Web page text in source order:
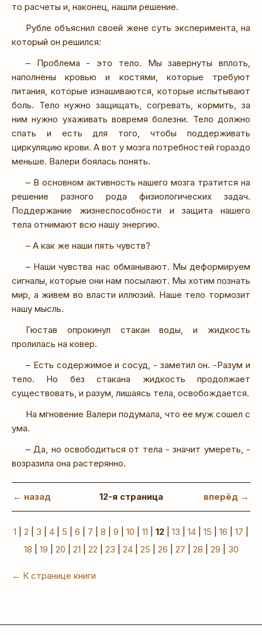
то расчеты и, наконец, нашли решение.
Рубле объяснил своей жене суть эксперимента, на
который он решился:
– Проблема - это тело. Мы завернуты вплоть,
наполнены кровью и костями, которые требуют
питания, которые изнашиваются, которые испытывают
боль. Тело нужно защищать, согревать, кормить, за
ним нужно ухаживать вовремя болезни. Тело должно
спать и есть для того, чтобы поддерживать
циркуляцию крови. А вот у мозга потребностей гораздо
меньше. Валери боялась понять.
– В основном активность нашего мозга тратится на
решение разного рода физиологических задач.
Поддержание жизнеспособности и защита нашего
тела отнимают всю нашу энергию.
– А как же наши пять чувств?
– Наши чувства нас обманывают. Мы деформируем
сигналы, которые они нам посылают. Мы хотим познать
мир, а живем во власти иллюзий. Наше тело тормозит
нашу мысль.
Гюстав опрокинул стакан воды, и жидкость
пролилась на ковер.
– Есть содержимое и сосуд, - заметил он. -Разум и
тело. Но без стакана жидкость продолжает
существовать, и разум, лишаясь тела, освобождается.
На мгновение Валери подумала, что ее муж сошел с
ума.
– Да, но освободиться от тела - значит умереть, -
возразила она растерянно.
← назад 12-я страница вперёд →
1 2 3 4 5 6 7 8 9 10 11 12 13 14 15 16 17
18
19 20 21 22 23 24| 25 26 27 28 29 30
← К странице книги